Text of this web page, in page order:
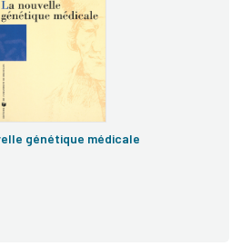
génétique médicale